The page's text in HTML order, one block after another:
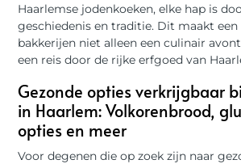
Haarlemse jodenkoeken, elke hap is
geschiedenis en traditie. Dit maakt een
bakkerijen niet alleen een culinair
een reis door de rijke erfgoed van
Gezonde opties verkrijgbaar
in Haarlem: Volkorenbrood,
opties en meer
Voor degenen die op zoek zijn naar